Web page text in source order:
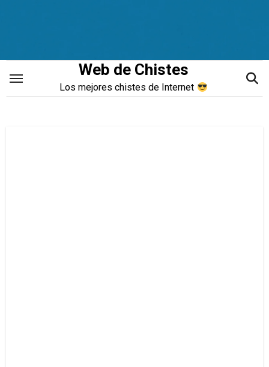
Web de Chistes
Los mejores chistes de Internet